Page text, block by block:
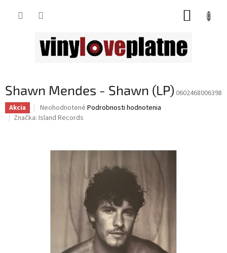
Shawn Mendes - Shawn (LP) 0602468006398
Akcia
Priemerné
hodnotenie
Neohodnotené Podrobnosti hodnotenia
Značka: Island Records